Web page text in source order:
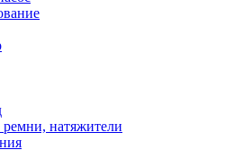
натяжители